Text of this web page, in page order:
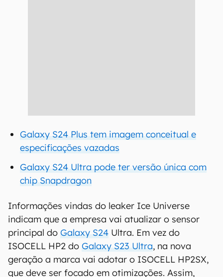
Galaxy S24 Plus tem imagem conceitual e
especificações vazadas
Galaxy S24 Ultra pode ter versão única com
chip Snapdragon
Informações vindas do leaker Ice Universe
indicam que a empresa vai atualizar o sensor
principal do Galaxy S24 Ultra. Em vez do
ISOCELL HP2 do Galaxy S23 Ultra, na nova
geração a marca vai adotar o ISOCELL HP2SX,
que deve ser focado em otimizações. Assim,